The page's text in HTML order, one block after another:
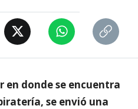
en donde se encuentra
se envió una